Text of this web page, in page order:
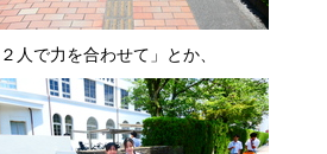
２人で力を合わせて」とか、